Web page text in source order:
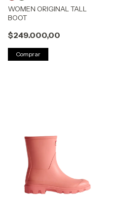
WOMEN ORIGINAL TALL
BOOT
$249.000,00
Comprar